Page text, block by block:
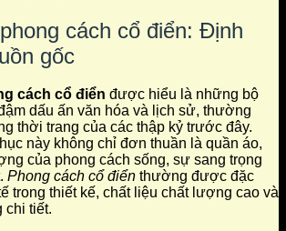
cách cổ điển: Định
gốc
cách cổ điển được hiểu là những bộ
dấu ấn văn hóa và lịch sử, thường
thời trang của các thập kỷ trước đây.
này không chỉ đơn thuần là quần áo,
của phong cách sống, sự sang trọng
Phong cách cổ điển thường được đặc
trong thiết kế, chất liệu chất lượng cao và
chi tiết.